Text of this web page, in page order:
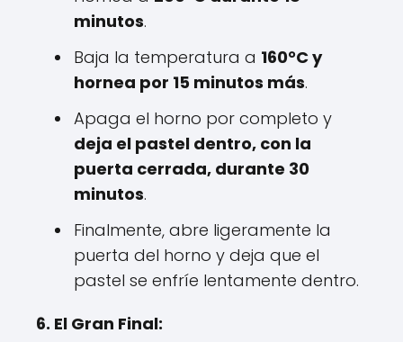
minutos.
Baja la temperatura a 160°C y
hornea por 15 minutos más.
Apaga el horno por completo y
deja el pastel dentro, con la
puerta cerrada, durante 30
minutos.
Finalmente, abre ligeramente la
puerta del horno y deja que el
pastel se enfríe lentamente dentro.
6. El Gran Final: